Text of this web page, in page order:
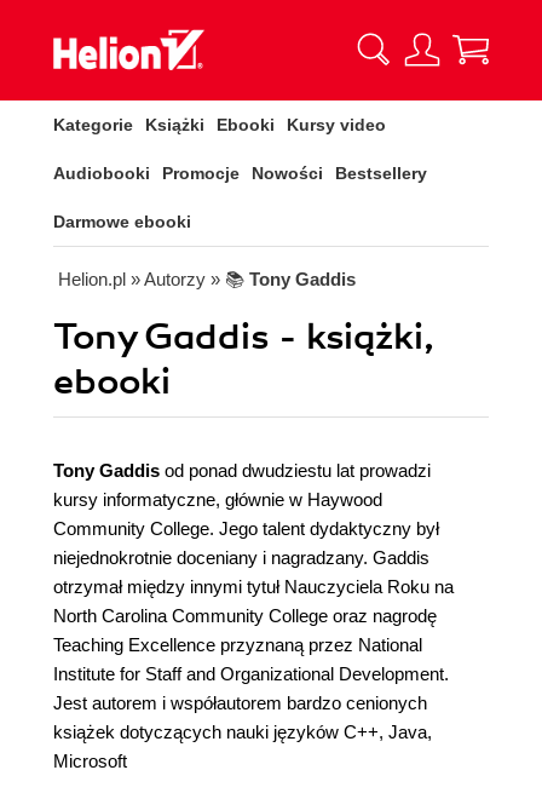
Kategorie Książki Ebooki Kursy video
Audiobooki Promocje Nowości Bestsellery
Darmowe ebooki
Helion.pl » Autorzy » 📚 Tony Gaddis
Tony Gaddis - książki,
ebooki
Tony Gaddis od ponad dwudziestu lat prowadzi
kursy informatyczne, głównie w Haywood
Community College. Jego talent dydaktyczny był
niejednokrotnie doceniany i nagradzany. Gaddis
otrzymał między innymi tytuł Nauczyciela Roku na
North Carolina Community College oraz nagrodę
Teaching Excellence przyznaną przez National
Institute for Staff and Organizational Development.
Jest autorem i współautorem bardzo cenionych
książek dotyczących nauki języków C++, Java,
Microsoft